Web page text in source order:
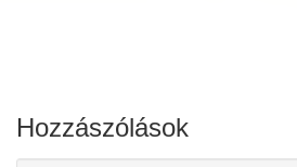
Hozzászólások